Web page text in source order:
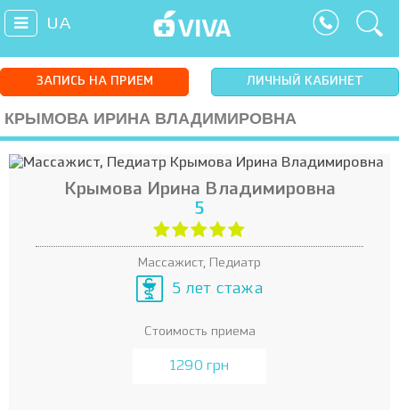
UA
ЗАПИСЬ НА ПРИЕМ ЛИЧНЫЙ КАБИНЕТ
КРЫМОВА ИРИНА ВЛАДИМИРОВНА
Крымова Ирина Владимировна
5
Массажист, Педиатр
5 лет стажа
Стоимость приема
1290 грн